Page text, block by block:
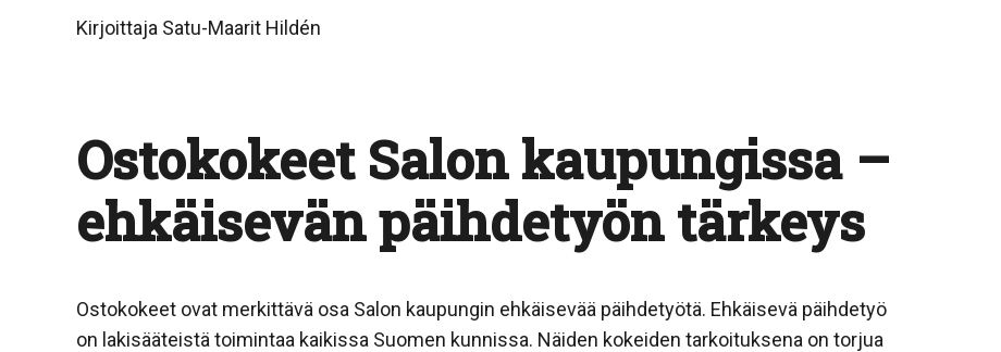
Kirjoittaja Satu-Maarit Hildén
Ostokokeet Salon kaupungissa –
ehkäisevän päihdetyön tärkeys
Ostokokeet ovat merkittävä osa Salon kaupungin ehkäisevää päihdetyötä. Ehkäisevä päihdetyö
on lakisääteistä toimintaa kaikissa Suomen kunnissa. Näiden kokeiden tarkoituksena on torjua